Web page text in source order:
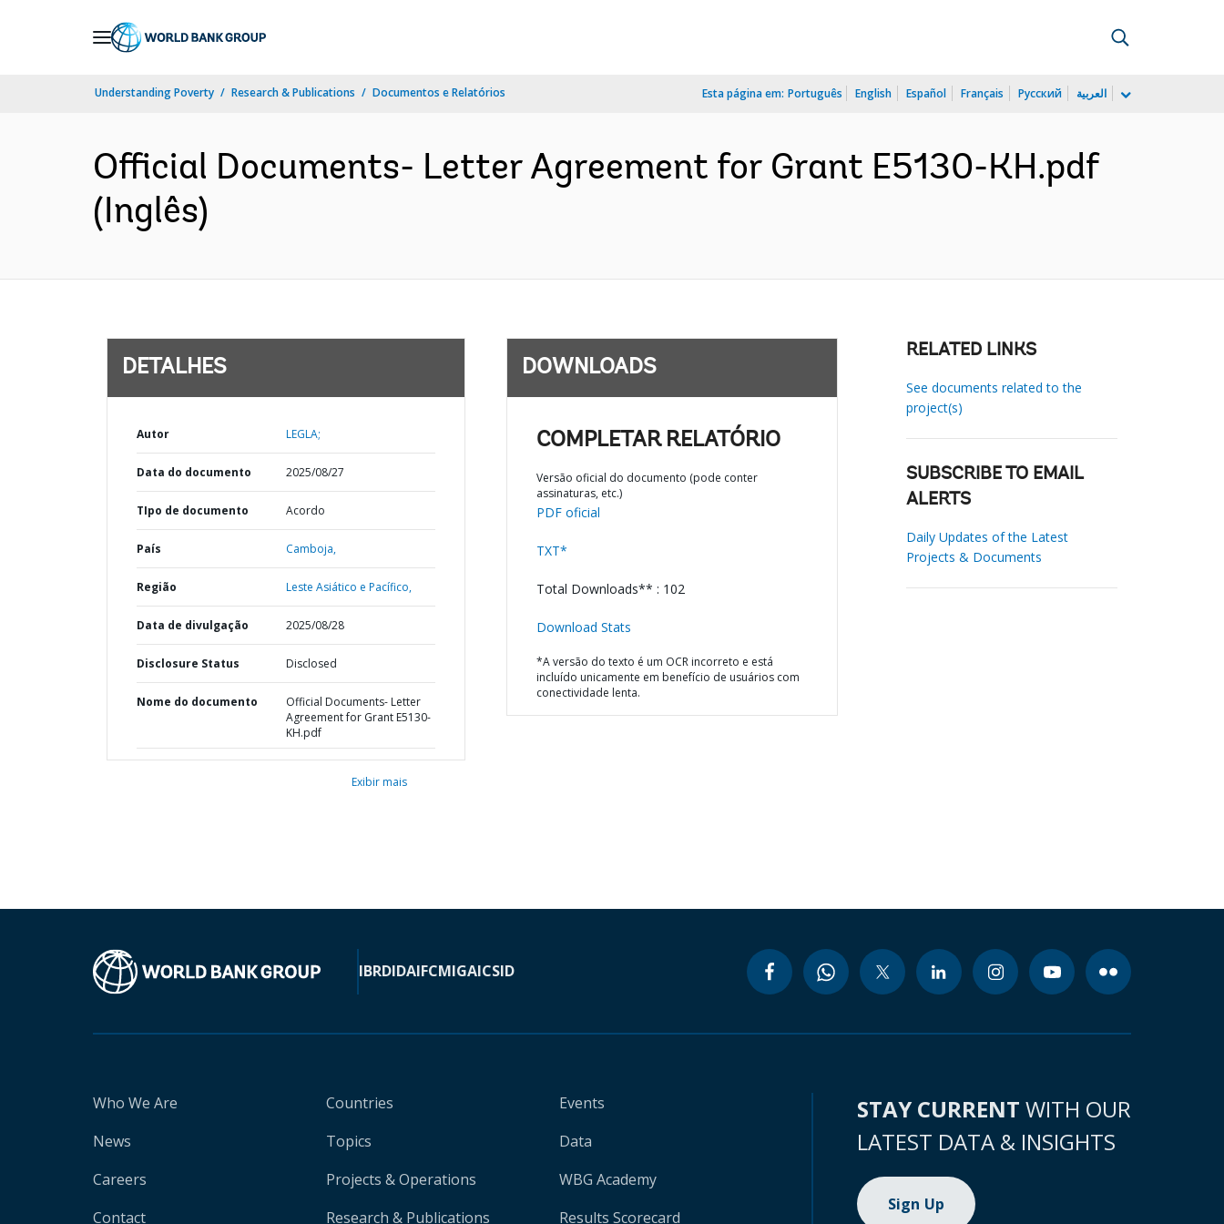
Understanding Poverty Research & Publications Documentos e Relatórios Esta página em: Português English Español Français Русский العربية
Official Documents- Letter Agreement for Grant E5130-KH.pdf
(Inglês)
DETALHES
Autor LEGLA;
Data do documento 2025/08/27
TIpo de documento Acordo
País Camboja,
Região Leste Asiático e Pacífico,
Data de divulgação 2025/08/28
Disclosure Status Disclosed
Nome do documento
Official Documents- Letter
Agreement for Grant E5130-
KH.pdf
Exibir mais
DOWNLOADS
COMPLETAR RELATÓRIO
Versão oficial do documento (pode conter
assinaturas, etc.)
PDF oficial
TXT*
Total Downloads** : 102
Download Stats
*A versão do texto é um OCR incorreto e está
incluído unicamente em benefício de usuários com
conectividade lenta.
RELATED LINKS
See documents related to the
project(s)
SUBSCRIBE TO EMAIL
ALERTS
Daily Updates of the Latest
Projects & Documents
IBRDIDAIFCMIGAICSID
Who We Are
News
Careers
Contact
Countries
Topics
Projects & Operations
Research & Publications
Events
Data
WBG Academy
Results Scorecard
STAY CURRENT WITH OUR
LATEST DATA & INSIGHTS
Sign Up